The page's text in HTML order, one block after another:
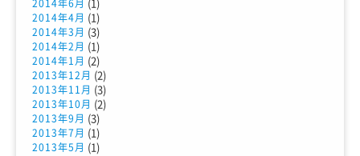
2014年6月 (1)
2014年4月 (1)
2014年3月 (3)
2014年2月 (1)
2014年1月 (2)
2013年12月 (2)
2013年11月 (3)
2013年10月 (2)
2013年9月 (3)
2013年7月 (1)
2013年5月 (1)